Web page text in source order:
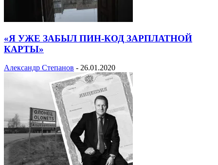
«Я УЖЕ ЗАБЫЛ ПИН-КОД ЗАРПЛАТНОЙ
КАРТЫ»
Александр Степанов - 26.01.2020